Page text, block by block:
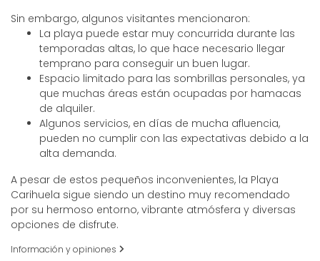
Sin embargo, algunos visitantes mencionaron:
La playa puede estar muy concurrida durante las
temporadas altas, lo que hace necesario llegar
temprano para conseguir un buen lugar.
Espacio limitado para las sombrillas personales, ya
que muchas áreas están ocupadas por hamacas
de alquiler.
Algunos servicios, en días de mucha afluencia,
pueden no cumplir con las expectativas debido a la
alta demanda.
A pesar de estos pequeños inconvenientes, la Playa
Carihuela sigue siendo un destino muy recomendado
por su hermoso entorno, vibrante atmósfera y diversas
opciones de disfrute.
Información y opiniones